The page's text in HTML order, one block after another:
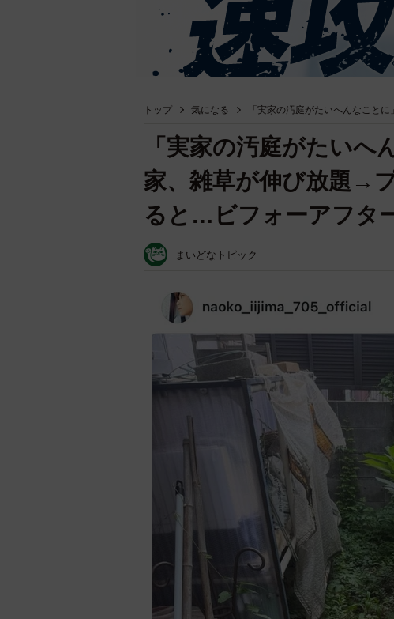
トップ 気になる 「実家の汚庭がたいへんなこと
「実家の汚庭がたいへ
家、雑草が伸び放題→
ると…ビフォーアフタ
まいどなトピック